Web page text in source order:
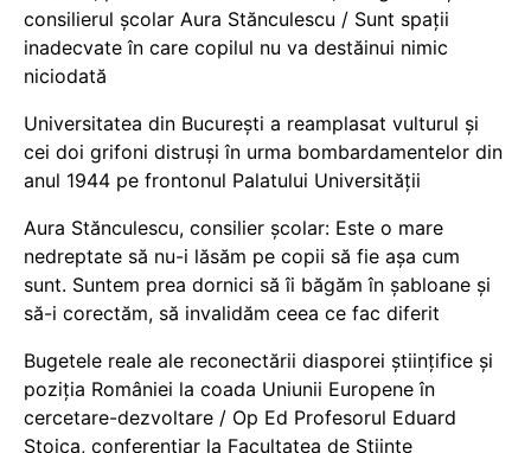
consilierul școlar Aura Stănculescu / Sunt spații
inadecvate în care copilul nu va destăinui nimic
niciodată
Universitatea din București a reamplasat vulturul și
cei doi grifoni distruși în urma bombardamentelor din
anul 1944 pe frontonul Palatului Universității
Aura Stănculescu, consilier școlar: Este o mare
nedreptate să nu-i lăsăm pe copii să fie așa cum
sunt. Suntem prea dornici să îi băgăm în șabloane și
să-i corectăm, să invalidăm ceea ce fac diferit
Bugetele reale ale reconectării diasporei științifice și
poziția României la coada Uniunii Europene în
cercetare-dezvoltare / Op Ed Profesorul Eduard
Stoica, conferențiar la Facultatea de Științe